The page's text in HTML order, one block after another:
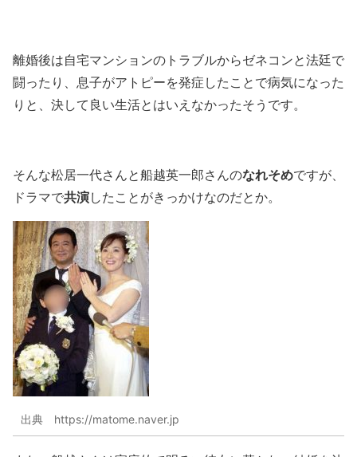
離婚後は自宅マンションのトラブルからゼネコンと法廷で
闘ったり、息子がアトピーを発症したことで病気になった
りと、決して良い生活とはいえなかったそうです。
そんな松居一代さんと船越英一郎さんのなれそめですが、
ドラマで共演したことがきっかけなのだとか。
出典 https://matome.naver.jp